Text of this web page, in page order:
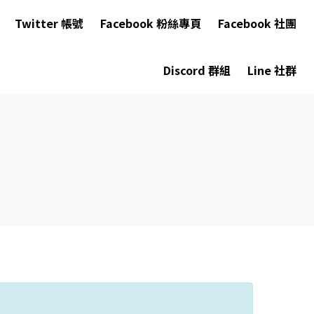
Twitter 帳號 Facebook 粉絲專頁 Facebook 社團
Discord 群組 Line 社群